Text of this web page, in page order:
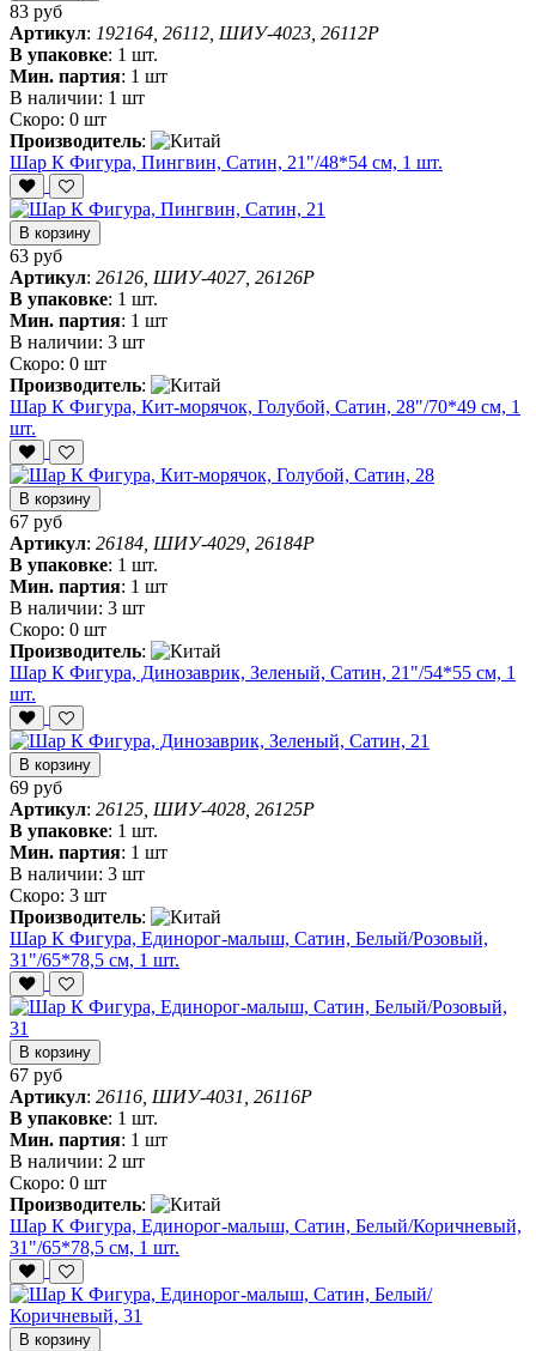
83 руб
Артикул: 192164, 26112, ШИУ-4023, 26112P
В упаковке: 1 шт.
Мин. партия: 1 шт
В наличии: 1 шт
Скоро: 0 шт
Производитель:
Шар К Фигура, Пингвин, Сатин, 21"/48*54 см, 1 шт.
В корзину
63 руб
Артикул: 26126, ШИУ-4027, 26126P
В упаковке: 1 шт.
Мин. партия: 1 шт
В наличии: 3 шт
Скоро: 0 шт
Производитель:
Шар К Фигура, Кит-морячок, Голубой, Сатин, 28"/70*49 см, 1
шт.
В корзину
67 руб
Артикул: 26184, ШИУ-4029, 26184P
В упаковке: 1 шт.
Мин. партия: 1 шт
В наличии: 3 шт
Скоро: 0 шт
Производитель:
Шар К Фигура, Динозаврик, Зеленый, Сатин, 21"/54*55 см, 1
шт.
В корзину
69 руб
Артикул: 26125, ШИУ-4028, 26125P
В упаковке: 1 шт.
Мин. партия: 1 шт
В наличии: 3 шт
Скоро: 3 шт
Производитель:
Шар К Фигура, Единорог-малыш, Сатин, Белый/Розовый,
31"/65*78,5 см, 1 шт.
В корзину
67 руб
Артикул: 26116, ШИУ-4031, 26116P
В упаковке: 1 шт.
Мин. партия: 1 шт
В наличии: 2 шт
Скоро: 0 шт
Производитель:
Шар К Фигура, Единорог-малыш, Сатин, Белый/Коричневый,
31"/65*78,5 см, 1 шт.
В корзину